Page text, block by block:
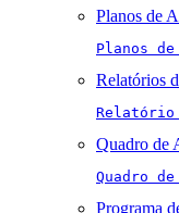
Planos de
Planos
Relatórios
Quadro de
Quadro
Programa